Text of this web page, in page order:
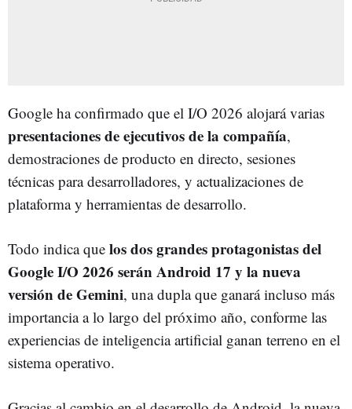
Google ha confirmado que el I/O 2026 alojará varias
presentaciones de ejecutivos de la compañía,
demostraciones de producto en directo, sesiones
técnicas para desarrolladores, y actualizaciones de
plataforma y herramientas de desarrollo.
Todo indica que los dos grandes protagonistas del
Google I/O 2026 serán Android 17 y la nueva
versión de Gemini, una dupla que ganará incluso más
importancia a lo largo del próximo año, conforme las
experiencias de inteligencia artificial ganan terreno en el
sistema operativo.